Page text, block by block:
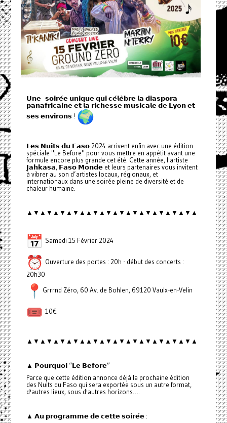
𝗨𝗻𝗲 𝘀𝗼𝗶𝗿𝗲́𝗲 𝘂𝗻𝗶𝗾𝘂𝗲 𝗾𝘂𝗶 𝗰𝗲́𝗹𝗲̀𝗯𝗿𝗲 𝗹𝗮 𝗱𝗶𝗮𝘀𝗽𝗼𝗿𝗮
𝗽𝗮𝗻𝗮𝗳𝗿𝗶𝗰𝗮𝗶𝗻𝗲 𝗲𝘁 𝗹𝗮 𝗿𝗶𝗰𝗵𝗲𝘀𝘀𝗲 𝗺𝘂𝘀𝗶𝗰𝗮𝗹𝗲 𝗱𝗲 𝗟𝘆𝗼𝗻 𝗲𝘁
𝘀𝗲𝘀 𝗲𝗻𝘃𝗶𝗿𝗼𝗻𝘀 !
𝗟𝗲𝘀 𝗡𝘂𝗶𝘁𝘀 𝗱𝘂 𝗙𝗮𝘀𝗼 2024 arrivent enfin avec une édition
spéciale "Le Before" pour vous mettre en appétit avant une
formule encore plus grande cet été. Cette année, l'artiste
𝗝𝗮𝗵𝗸𝗮𝘀𝗮, 𝗙𝗮𝘀𝗼 𝗠𝗼𝗻𝗱𝗲 et leurs partenaires vous invitent
à vibrer au son d’artistes locaux, régionaux, et
internationaux dans une soirée pleine de diversité et de
chaleur humaine.
▲▼▲▼▲▼▲▼▲▲▼▲▼▲▼▲▼▲▼▲▼▲▼▲▼▲
Samedi 15 Février 2024
Ouverture des portes : 20h - début des concerts :
20h30
Grrrnd Zéro, 60 Av. de Bohlen, 69120 Vaulx-en-Velin
10€
▲▼▲▼▲▼▲▼▲▲▼▲▼▲▼▲▼▲▼▲▼▲▼▲▼▲
▲ 𝗣𝗼𝘂𝗿𝗾𝘂𝗼𝗶 “𝗟𝗲 𝗕𝗲𝗳𝗼𝗿𝗲”
Parce que cette édition annonce déjà la prochaine édition
des Nuits du Faso qui sera exportée sous un autre format,
d'autres lieux, sous d'autres horizons….
▲ 𝗔𝘂 𝗽𝗿𝗼𝗴𝗿𝗮𝗺𝗺𝗲 𝗱𝗲 𝗰𝗲𝘁𝘁𝗲 𝘀𝗼𝗶𝗿𝗲́𝗲 :